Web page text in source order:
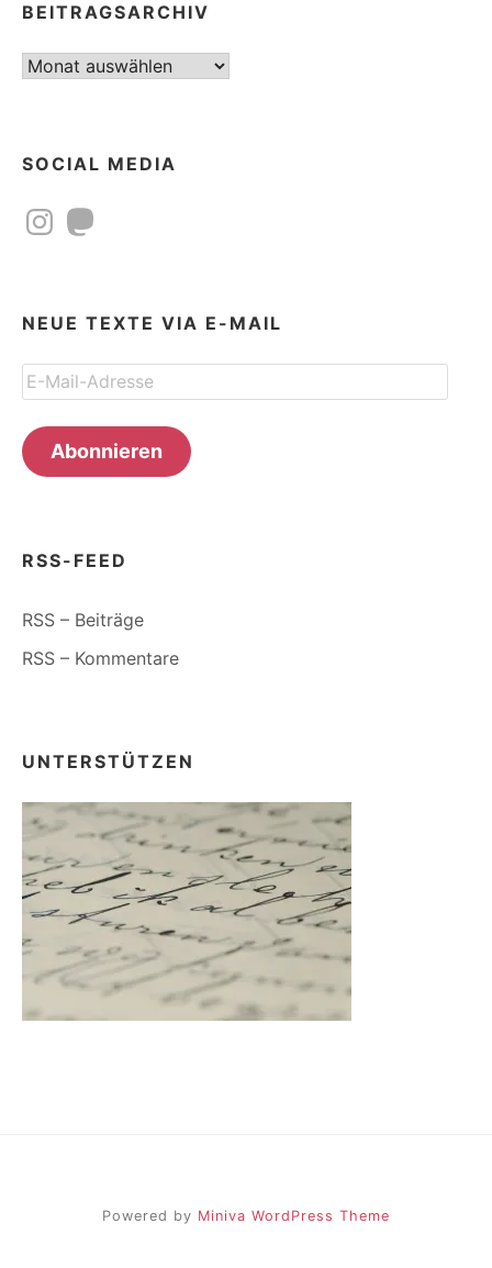
BEITRAGSARCHIV
Beitragsarchiv
SOCIAL MEDIA
InstagramMastodon
NEUE TEXTE VIA E-MAIL
E-
Mail-
Adresse
Abonnieren
RSS-FEED
RSS – Beiträge
RSS – Kommentare
UNTERSTÜTZEN
Powered by Miniva WordPress Theme